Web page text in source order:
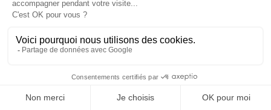
des fins statistiques et commerciales.
OK